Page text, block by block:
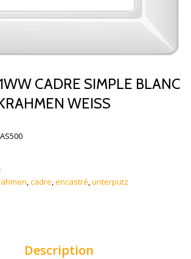
CADRE SIMPLE BLANC
WEISS
,cadre,encastré,unterputz
Description